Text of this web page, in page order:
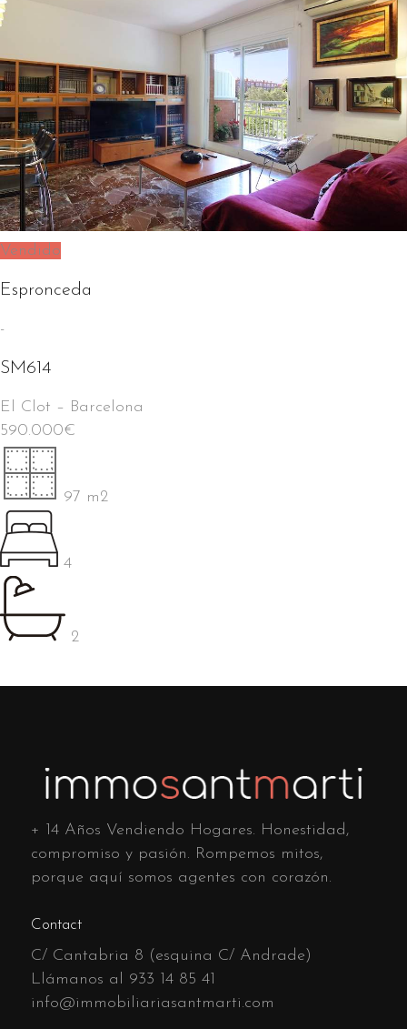
Vendido
Espronceda
-
SM614
El Clot – Barcelona
590.000€
97 m2
4
2
+ 14 Años Vendiendo Hogares. Honestidad,
compromiso y pasión. Rompemos mitos,
porque aquí somos agentes con corazón.
Contact
C/ Cantabria 8 (esquina C/ Andrade)
Llámanos al 933 14 85 41
info@immobiliariasantmarti.com